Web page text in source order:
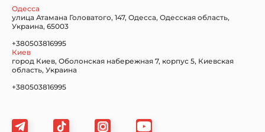
Subaru Tesla Toyota
Volkswagen Volvo
Одесса
улица Атамана Головатого, 147, Одесса, Одесская область,
Украина, 65003
+380503816995
Киев
город Киев, Оболонская набережная 7, корпус 5, Киевская
область, Украина
+380503816995